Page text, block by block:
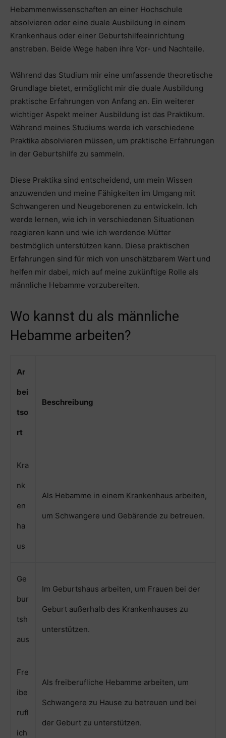
Hebammenwissenschaften an einer Hochschule
absolvieren oder eine duale Ausbildung in einem
Krankenhaus oder einer Geburtshilfeeinrichtung
anstreben. Beide Wege haben ihre Vor- und Nachteile.
Während das Studium mir eine umfassende theoretische
Grundlage bietet, ermöglicht mir die duale Ausbildung
praktische Erfahrungen von Anfang an. Ein weiterer
wichtiger Aspekt meiner Ausbildung ist das Praktikum.
Während meines Studiums werde ich verschiedene
Praktika absolvieren müssen, um praktische Erfahrungen
in der Geburtshilfe zu sammeln.
Diese Praktika sind entscheidend, um mein Wissen
anzuwenden und meine Fähigkeiten im Umgang mit
Schwangeren und Neugeborenen zu entwickeln. Ich
werde lernen, wie ich in verschiedenen Situationen
reagieren kann und wie ich werdende Mütter
bestmöglich unterstützen kann. Diese praktischen
Erfahrungen sind für mich von unschätzbarem Wert und
helfen mir dabei, mich auf meine zukünftige Rolle als
männliche Hebamme vorzubereiten.
Wo kannst du als männliche
Hebamme arbeiten?
Ar
bei
tso
rt
Beschreibung
Kra
nk
en
ha
us
Als Hebamme in einem Krankenhaus arbeiten,
um Schwangere und Gebärende zu betreuen.
Ge
bur
tsh
aus
Im Geburtshaus arbeiten, um Frauen bei der
Geburt außerhalb des Krankenhauses zu
unterstützen.
Fre
ibe
rufl
ich
Als freiberufliche Hebamme arbeiten, um
Schwangere zu Hause zu betreuen und bei
der Geburt zu unterstützen.